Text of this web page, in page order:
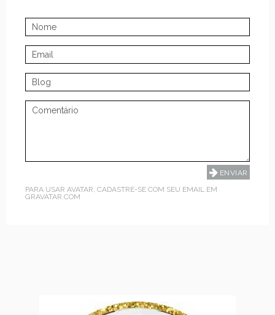
PARA USAR AVATAR, CADASTRE-SE COM SEU EMAIL EM
GRAVATAR.COM